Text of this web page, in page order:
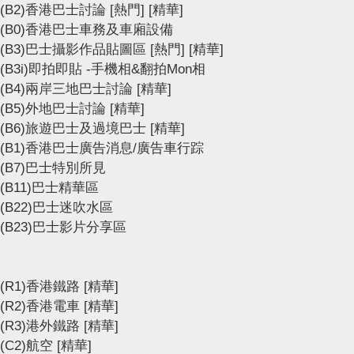
(B2)香港巴士討論 [熱門] [精華]
(B0)香港巴士車務及車廂設備
(B3)巴士攝影作品貼圖區 [熱門] [精華]
(B3i)即拍即貼 -手機相&翻拍Mon相
(B4)兩岸三地巴士討論 [精華]
(B5)外地巴士討論 [精華]
(B6)旅遊巴士及過境巴士 [精華]
(B1)香港巴士廣告消息/廣告車行踪
(B7)巴士特別所見
(B11)巴士精華區
(B22)巴士迷吹水區
(B23)巴士影片分享區
(R1)香港鐵路 [精華]
(R2)香港電車 [精華]
(R3)港外鐵路 [精華]
(C2)航空 [精華]